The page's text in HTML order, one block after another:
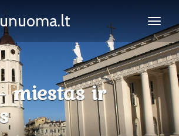
miestas ir